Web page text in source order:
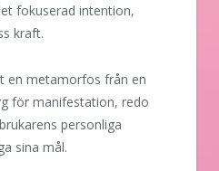
fokuserad intention,
kraft.
en metamorfos från en
för manifestation, redo
personliga
sina mål.